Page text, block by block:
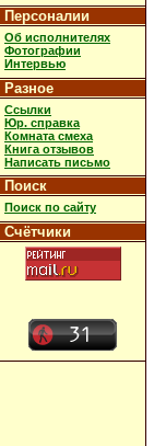
Персоналии
Об исполнителях
Фотографии
Интервью
Разное
Ссылки
Юр. справка
Комната смеха
Книга отзывов
Написать письмо
Поиск
Поиск по сайту
Счётчики